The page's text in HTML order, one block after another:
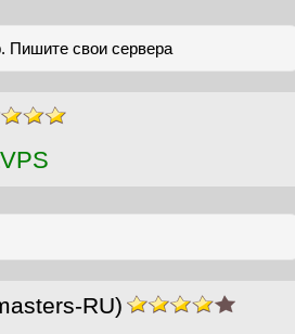
Пишите свои сервера
RU)